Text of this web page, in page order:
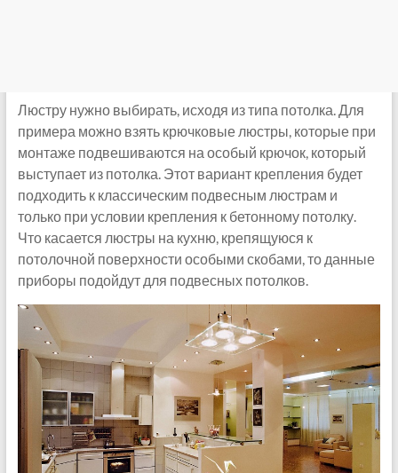
Люстру нужно выбирать, исходя из типа потолка. Для
примера можно взять крючковые люстры, которые при
монтаже подвешиваются на особый крючок, который
выступает из потолка. Этот вариант крепления будет
подходить к классическим подвесным люстрам и
только при условии крепления к бетонному потолку.
Что касается люстры на кухню, крепящуюся к
потолочной поверхности особыми скобами, то данные
приборы подойдут для подвесных потолков.